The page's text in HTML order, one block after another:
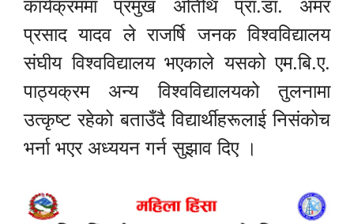
कार्यक्रममा प्रमुख अतिथि प्रा.डा. अमर
प्रसाद यादव ले राजर्षि जनक विश्वविद्यालय
संघीय विश्वविद्यालय भएकाले यसको एम.बि.ए.
पाठ्यक्रम अन्य विश्वविद्यालयको तुलनामा
उत्कृष्ट रहेको बताउँदै विद्यार्थीहरूलाई निसंकोच
भर्ना भएर अध्ययन गर्न सुझाव दिए ।